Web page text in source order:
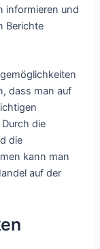
informieren und
Berichte
dass man auf
die
die
kann man
auf der